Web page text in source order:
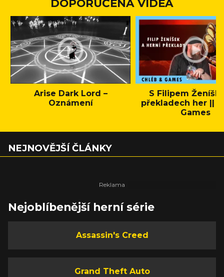
DOPORUČENÁ VIDEA
Arise Dark Lord –
Oznámení
S Filipem
překladech her ||
Games
NEJNOVĚJŠÍ ČLÁNKY
Nejoblíbenější herní série
Assassin's Creed
Grand Theft Auto